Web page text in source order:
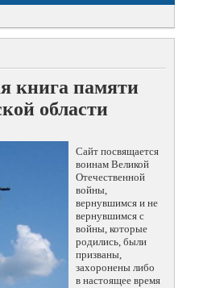
книга памяти
области
Сайт посвящается
воинам Великой
Отечественной
войны,
вернувшимся и не
вернувшимся с
войны, которые
родились, были
призваны,
захоронены либо
в настоящее время